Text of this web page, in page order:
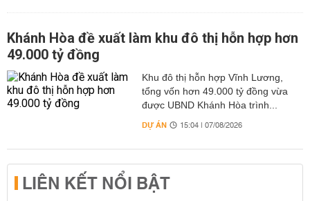
Khánh Hòa đề xuất làm khu đô thị hỗn hợp hơn
49.000 tỷ đồng
Khu đô thị hỗn hợp Vĩnh Lương,
tổng vốn hơn 49.000 tỷ đồng vừa
được UBND Khánh Hòa trình...
DỰ ÁN 15:04 | 07/08/2026
LIÊN KẾT NỔI BẬT